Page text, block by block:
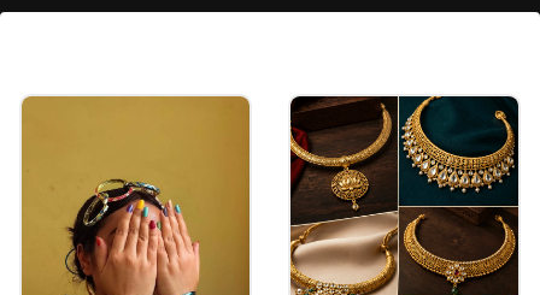
स्लीवलेस बोटनेक ब्लाउज में चौड़े कंधे बैलेंस दिखते हैं। ऐसे
ब्लाउज के साथ हैवी ज्वेलरी पहनने की जरूरत महसूस नहीं होती
Image credits: instagram